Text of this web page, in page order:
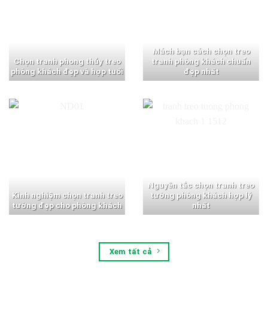
Chọn tranh phong thủy treo
phòng khách đẹp và hợp tuổi
Mách bạn cách chọn treo
tranh phòng khách chuẩn
đẹp nhất
Kinh nghiệm chọn tranh treo
tường đẹp cho phòng khách
Nguyên tắc chọn tranh treo
tường phòng khách hợp lý
nhất
Xem tất cả